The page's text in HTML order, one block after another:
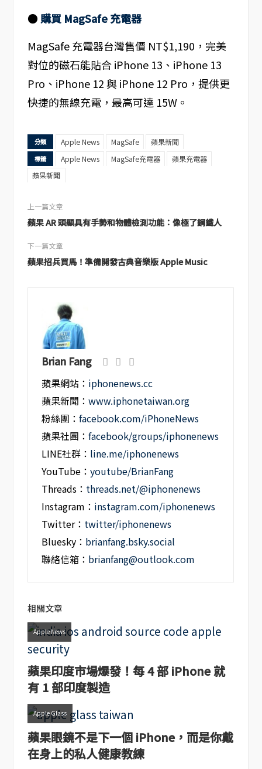
●購買 MagSafe 充電器
MagSafe 充電器台灣售價 NT$1,190，完美
對位的磁石能貼合 iPhone 13、iPhone 13
Pro、iPhone 12 與 iPhone 12 Pro，提供更
快捷的無線充電，最高可達 15W。
分類 Apple News MagSafe 蘋果新聞
標籤 Apple News MagSafe充電器
蘋果充電器
蘋果新聞
上一篇文章
蘋果 AR 頭顯具有手勢和物體檢測功能：像極了鋼鐵人
下一篇文章
蘋果招兵買馬！準備開發古典音樂版 Apple Music
Brian Fang
蘋果網站： iphonenews.cc
蘋果新聞：www.iphonetaiwan.org
粉絲團：facebook.com/iPhoneNews
蘋果社團：facebook/groups/iphonenews
LINE社群： line.me/iphonenews
YouTube：youtube/BrianFang
Threads： threads.net/@iphonenews
Instagram： instagram.com/iphonenews
Twitter： twitter/iphonenews
Bluesky： brianfang.bsky.social
聯絡信箱： brianfang@outlook.com
相關文章
Apple News
蘋果印度市場爆發！每 4 部 iPhone 就
有 1 部印度製造
Apple Glass
蘋果眼鏡不是下一個 iPhone，而是你戴
在身上的私人健康教練